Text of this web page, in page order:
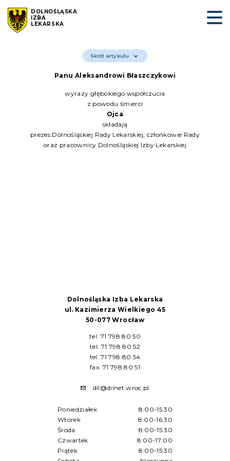
DOLNOŚLĄSKA
IZBA
LEKARSKA
Skrót artykułu
Panu Aleksandrowi Błaszczykowi
wyrazy głębokiego współczucia
z powodu śmierci
Ojca
składają
prezes Dolnośląskiej Rady Lekarskiej, członkowie Rady
oraz pracownicy Dolnośląskiej Izby Lekarskiej
Dolnośląska Izba Lekarska
ul. Kazimierza Wielkiego 45
50-077 Wrocław
tel. 71 798 80 50
tel. 71 798 80 52
tel. 71 798 80 54
fax. 71 798 80 51
dil@dilnet.wroc.pl
Poniedziałek
8:00-15:30
Wtorek
8:00-16:30
Środa
8:00-15:30
Czwartek
8:00-17:00
Piątek
8:00-15:30